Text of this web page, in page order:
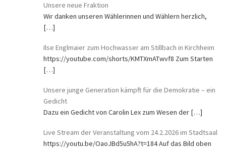
Unsere neue Fraktion
Wir danken unseren Wählerinnen und Wählern herzlich,
[…]
Ilse Englmaier zum Hochwasser am Stillbach in Kirchheim
https://youtube.com/shorts/KMTXmATwvf8 Zum Starten
[…]
Unsere junge Generation kämpft für die Demokratie – ein
Gedicht
Dazu ein Gedicht von Carolin Lex zum Wesen der […]
Live Stream der Veranstaltung vom 24.2.2026 im Stadtsaal
https://youtu.be/OaoJBd5u5hA?t=184 Auf das Bild oben